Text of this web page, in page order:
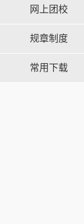
网上团校
规章制度
常用下载